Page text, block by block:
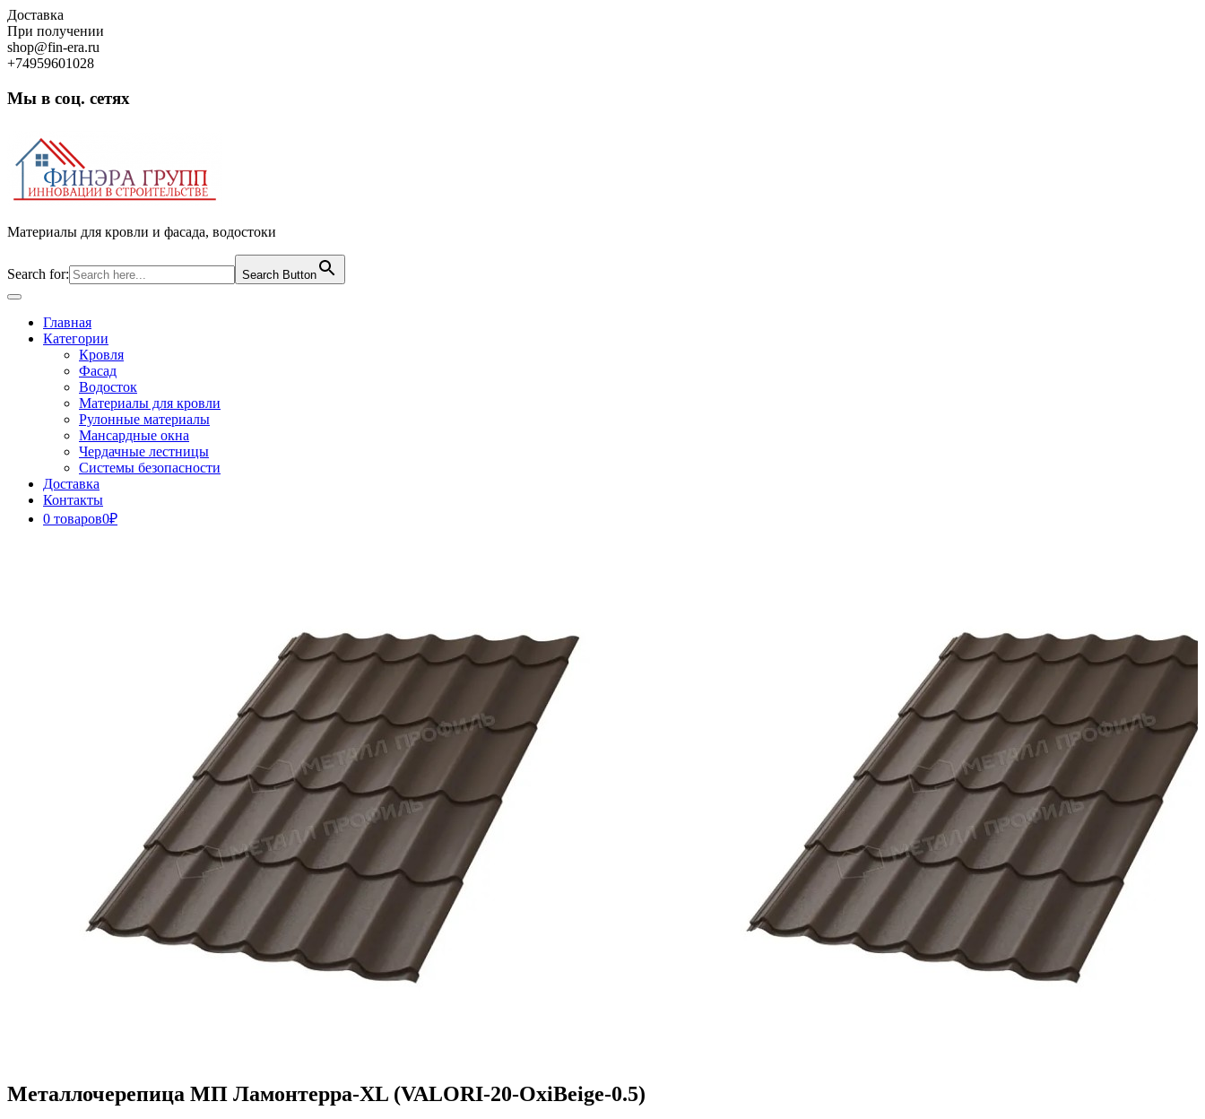
Skip
to
content
Доставка
При получении
shop@fin-era.ru
+74959601028
Мы в соц. сетях
Материалы для кровли и фасада, водостоки
Search for: Search Button
Open
ButtonГлавная
Категории
Кровля
Фасад
Водосток
Материалы для кровли
Рулонные материалы
Мансардные окна
Чердачные лестницы
Системы безопасности
Доставка
Контакты
0 товаров0₽
Металлочерепица МП Ламонтерра-XL (VALORI-20-OxiBеige-0.5)